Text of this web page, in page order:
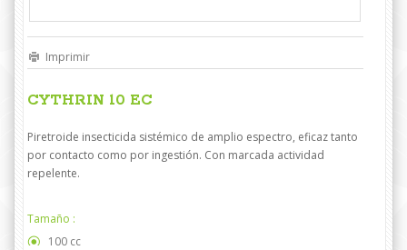
Imprimir
CYTHRIN 10 EC
Piretroide insecticida sistémico de amplio espectro, eficaz tanto
por contacto como por ingestión. Con marcada actividad
repelente.
Tamaño :
100 cc